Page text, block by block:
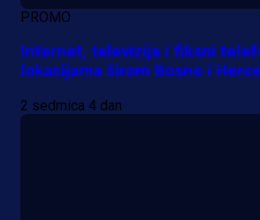
PROMO
Internet, televizija i fiksni
lokacijama širom Bosne i
2 sedmica 4 dan